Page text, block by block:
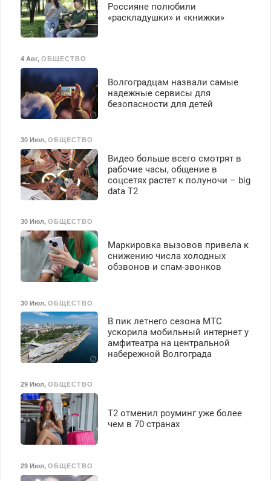
Россияне полюбили
«раскладушки» и «книжки»
4 Авг, ОБЩЕСТВО
Волгоградцам назвали самые
надежные сервисы для
безопасности для детей
30 Июл, ОБЩЕСТВО
Видео больше всего смотрят в
рабочие часы, общение в
соцсетях растет к полуночи – big
data T2
30 Июл, ОБЩЕСТВО
Маркировка вызовов привела к
снижению числа холодных
обзвонов и спам-звонков
30 Июл, ОБЩЕСТВО
В пик летнего сезона МТС
ускорила мобильный интернет у
амфитеатра на центральной
набережной Волгограда
29 Июл, ОБЩЕСТВО
Т2 отменил роуминг уже более
чем в 70 странах
29 Июл, ОБЩЕСТВО